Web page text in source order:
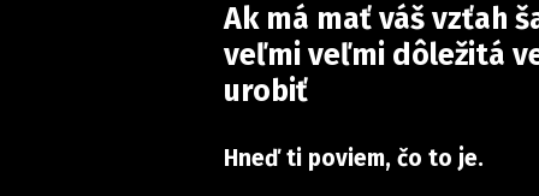
Ak má mať váš vzťah
veľmi veľmi dôležitá
urobiť
Hneď ti poviem, čo to je.